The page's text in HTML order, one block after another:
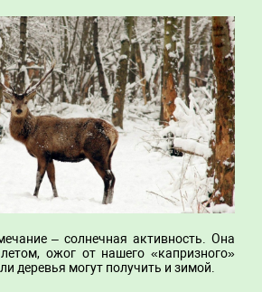
– солнечная активность. Она
ожог от нашего «капризного»
деревья могут получить и зимой.